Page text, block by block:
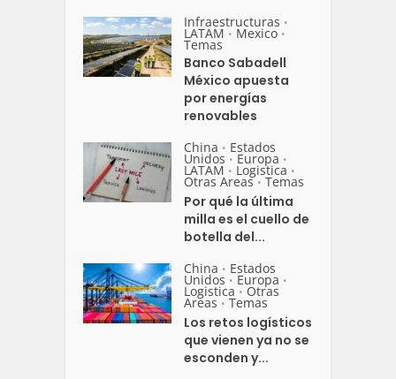
Infraestructuras •
LATAM • Mexico •
Temas
Banco Sabadell
México apuesta
por energías
renovables
China • Estados
Unidos • Europa •
LATAM • Logistica •
Otras Areas • Temas
Por qué la última
milla es el cuello de
botella del...
China • Estados
Unidos • Europa •
Logistica • Otras
Areas • Temas
Los retos logísticos
que vienen ya no se
esconden y...